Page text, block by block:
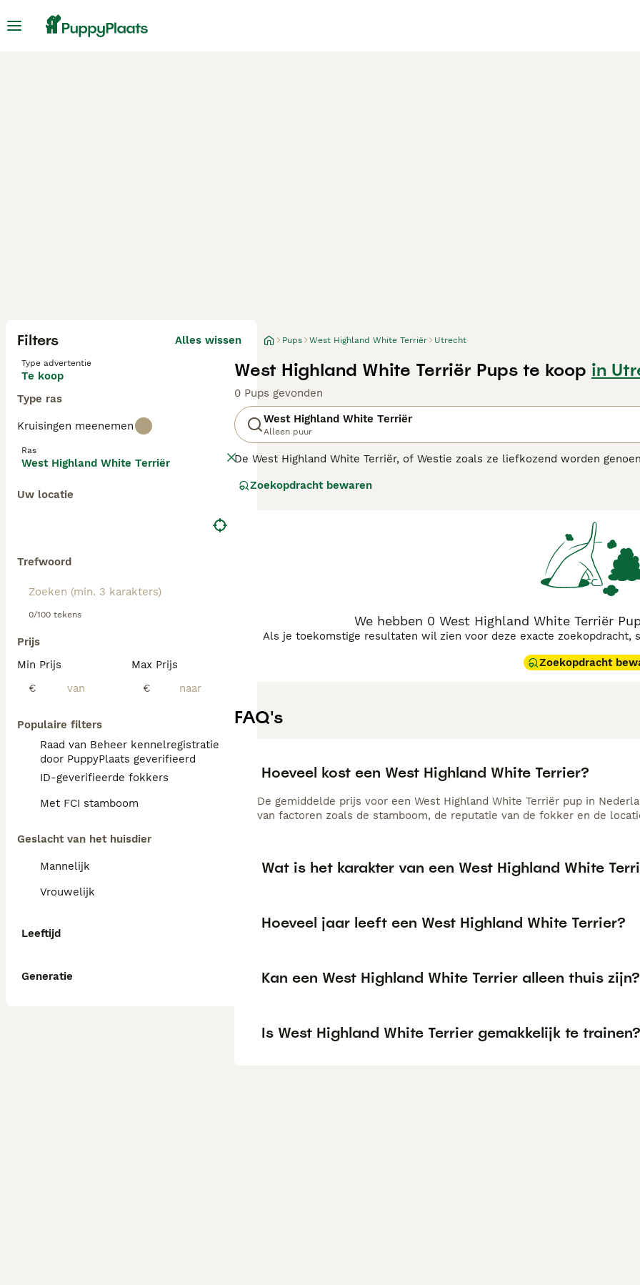
Filters Alles wissen
Type advertentie
Te koop
Type ras
Kruisingen meenemen
Ras
West Highland White Terriër
Uw locatie
Trefwoord
0/100 tekens
Prijs
Min Prijs
€
Max Prijs
€
Populaire filters
Raad van Beheer kennelregistratie
door PuppyPlaats geverifieerd
ID-geverifieerde fokkers
Met FCI stamboom
Geslacht van het huisdier
Mannelijk
Vrouwelijk
Leeftijd
Generatie
Pups West Highland White Terriër Utrecht
West Highland White Terriër Pups te koop in
0 Pups gevonden
West Highland White Terriër
Alleen puur
De West Highland White Terriër, of Westie zoals ze liefkozend worden
perfecte keuze als gezinshond of gezelschapshond. Westies zijn ook al
voor informatie over dit
Zoekopdracht bewaren
We hebben 0 West Highland White Terriër
Als je toekomstige resultaten wil zien voor deze exacte zoekopdracht,
Zoekopdracht
FAQ's
Hoeveel kost een West Highland White Terrier?
De gemiddelde prijs voor een West Highland White Terriër pup in
van factoren zoals de stamboom, de reputatie van de fokker en de
Wat is het karakter van een West Highland White
Hoeveel jaar leeft een West Highland White Terrier?
Kan een West Highland White Terrier alleen thuis zijn?
Is West Highland White Terrier gemakkelijk te trainen?